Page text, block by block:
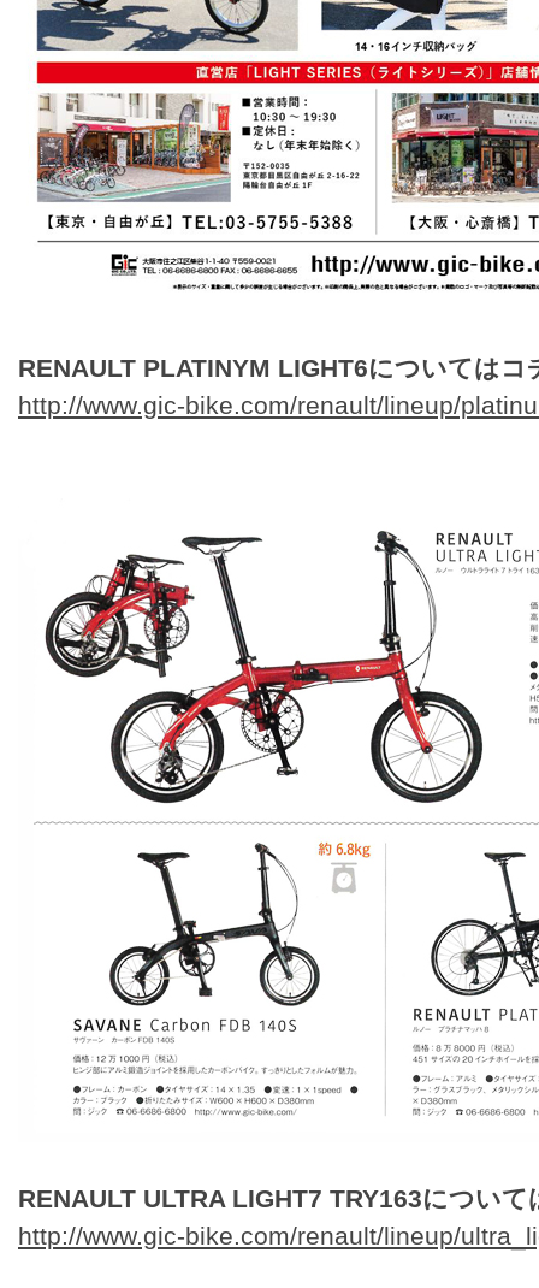
RENAULT PLATINYM LIGHT6についてはコ
http://www.gic-bike.com/renault/lineup/
RENAULT ULTRA LIGHT7 TRY163について
http://www.gic-bike.com/renault/lineup/